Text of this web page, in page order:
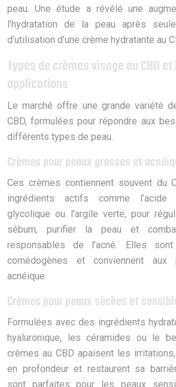
peau. Une étude a révélé une
l’hydratation de la peau après
d’utilisation d’une crème hydratante au
Types de crèmes visage au CBD
applications
Le marché offre une grande variété
CBD, formulées pour répondre aux
différents types de peau.
Crèmes pour peaux grasses et
Ces crèmes contiennent souvent du
ingrédients actifs comme l’acide
glycolique ou l’argile verte, pour
sébum, purifier la peau et
responsables de l’acné. Elles sont
comédogènes et conviennent aux
acnéique.
Crèmes pour peaux sèches et
Formulées avec des ingrédients
hyaluronique, les céramides ou le
crèmes au CBD apaisent les
en profondeur et restaurent sa
sont parfaites pour les peaux